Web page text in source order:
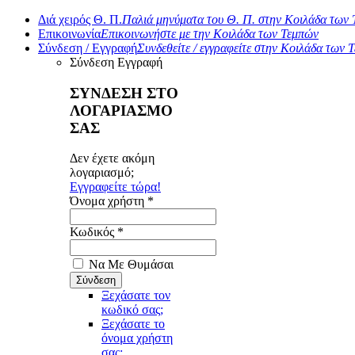
Διά χειρός Θ. Π.Παλιά μηνύματα του Θ. Π. στην Κοιλάδα των
ΕπικοινωνίαΕπικοινωνήστε με την Κοιλάδα των Τεμπών
Σύνδεση / ΕγγραφήΣυνδεθείτε / εγγραφείτε στην Κοιλάδα των
Σύνδεση Εγγραφή
ΣΥΝΔΕΣΗ ΣΤΟ
ΛΟΓΑΡΙΑΣΜΟ
ΣΑΣ
Δεν έχετε ακόμη
λογαριασμό;
Εγγραφείτε τώρα!
Όνομα χρήστη *
Κωδικός *
Να Με Θυμάσαι
Ξεχάσατε τον
κωδικό σας;
Ξεχάσατε το
όνομα χρήστη